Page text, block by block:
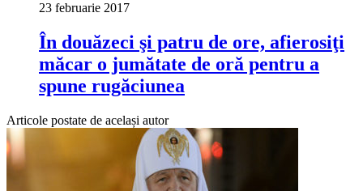
23 februarie 2017
În douăzeci şi patru de ore, afierosiţi
măcar o jumătate de oră pentru a
spune rugăciunea
Articole postate de același autor